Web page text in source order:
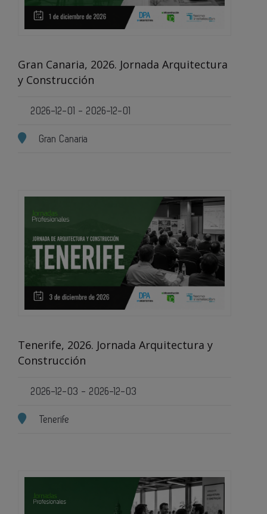
Gran Canaria, 2026. Jornada Arquitectura
y Construcción
2026-12-01 - 2026-12-01
Gran Canaria
Tenerife, 2026. Jornada Arquitectura y
Construcción
2026-12-03 - 2026-12-03
Tenerife